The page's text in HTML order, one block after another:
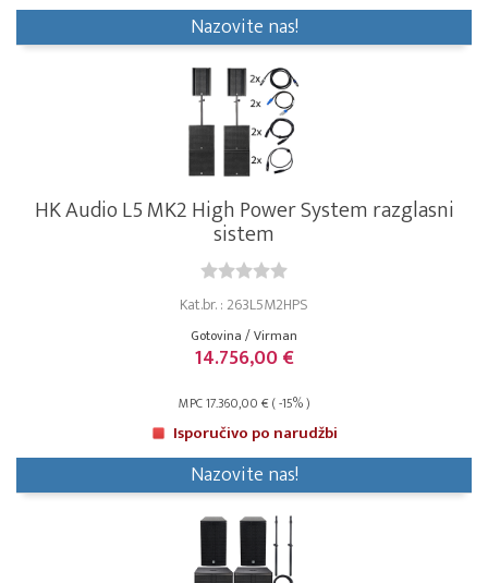
Nazovite nas!
HK Audio L5 MK2 High Power System razglasni
sistem
Kat.br. : 263L5M2HPS
Gotovina / Virman
14.756,00 €
MPC 17.360,00 € ( -15% )
Isporučivo po narudžbi
Nazovite nas!